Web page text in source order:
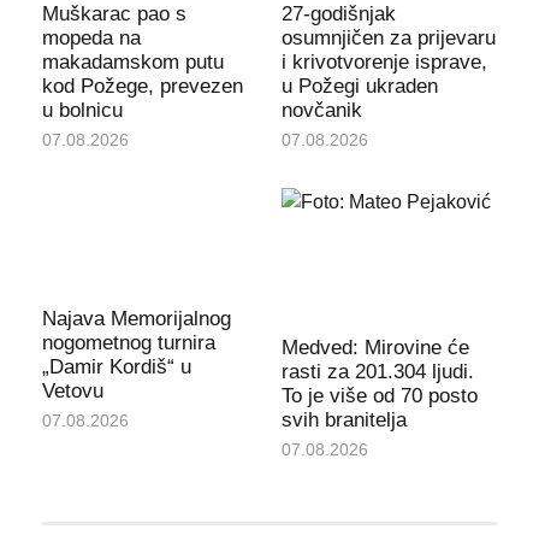
Muškarac pao s
mopeda na
makadamskom putu
kod Požege, prevezen
u bolnicu
07.08.2026
27-godišnjak
osumnjičen za prijevaru
i krivotvorenje isprave,
u Požegi ukraden
novčanik
07.08.2026
Najava Memorijalnog
nogometnog turnira
„Damir Kordiš“ u
Vetovu
07.08.2026
Medved: Mirovine će
rasti za 201.304 ljudi.
To je više od 70 posto
svih branitelja
07.08.2026